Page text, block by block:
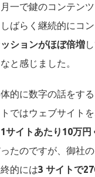
一で鍵のコンテン
ばらく継続的にコ
ションがほぼ倍増
と感じました。
的に数字の話をす
ではウェブサイト
1サイトあたり10万
たのですが、御社
的には3 サイトで